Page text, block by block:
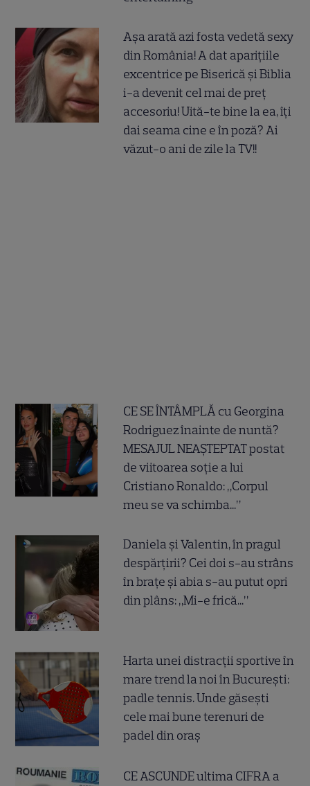
Așa arată azi fosta vedetă sexy
din România! A dat aparițiile
excentrice pe Biserică și Biblia
i-a devenit cel mai de preț
accesoriu! Uită-te bine la ea, îți
dai seama cine e în poză? Ai
văzut-o ani de zile la TV!!
CE SE ÎNTÂMPLĂ cu Georgina
Rodriguez înainte de nuntă?
MESAJUL NEAȘTEPTAT postat
de viitoarea soție a lui
Cristiano Ronaldo: „Corpul
meu se va schimba...”
Daniela și Valentin, în pragul
despărțirii? Cei doi s-au strâns
în brațe și abia s-au putut opri
din plâns: „Mi-e frică...”
Harta unei distracții sportive în
mare trend la noi în București:
padle tennis. Unde găsești
cele mai bune terenuri de
padel din oraș
CE ASCUNDE ultima CIFRA a